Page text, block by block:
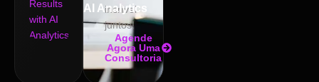
AI Analytics
incrível
juntos!
Agende
Agora Uma
Consultoria